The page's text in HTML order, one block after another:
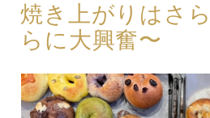
焼き上がりはさ
らに大興奮〜